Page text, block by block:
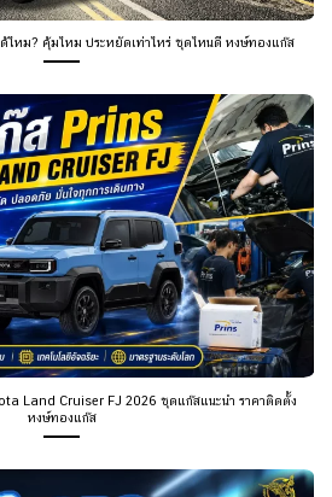
ไหม? คุ้มไหม ประหยัดเท่าไหร่ ชุดไหนดี หงษ์ทองแก๊ส
Land Cruiser FJ 2026 ชุดแก๊สแนะนำ ราคาติดตั้ง
หงษ์ทองแก๊ส